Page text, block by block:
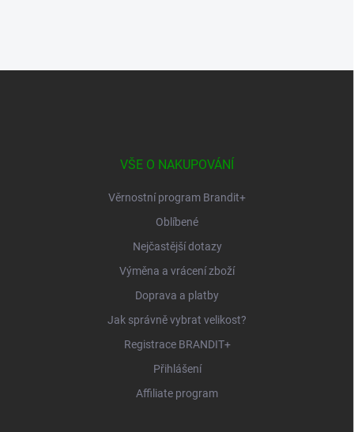
VŠE O NAKUPOVÁNÍ
Věrnostní program Brandit+
Oblíbené
Nejčastější dotazy
Výměna a vrácení zboží
Doprava a platby
Jak správně vybrat velikost?
Registrace BRANDIT+
Přihlášení
Affiliate program